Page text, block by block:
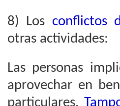
8) Los conflictos
otras actividades:
Las personas
aprovechar en
particulares.